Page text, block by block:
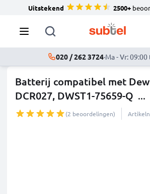
Uitstekend 2500+
020 / 262 3724·Ma - Vr:
Batterij compatibel met
DCR027, DWST1-75659-Q ...
(2 beoordelingen)